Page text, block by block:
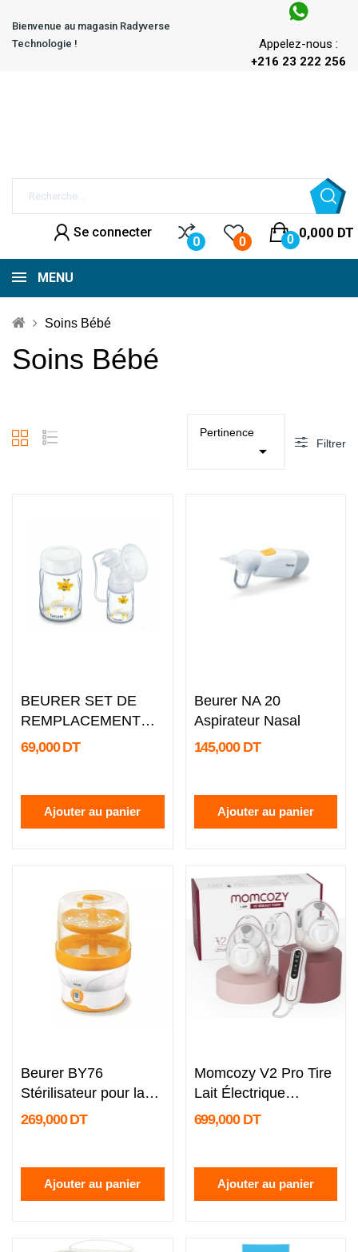
Bienvenue au magasin Radyverse
Technologie !
Appelez-nous :
+216 23 222 256
Se connecter
0 0
0,000 DT
0
MENU
Soins Bébé
Soins Bébé
Pertinence
 Filtrer
BEURER SET DE
REMPLACEMENT
POUR TIRE LAIT...
69,000 DT
Ajouter au panier
Beurer NA 20
Aspirateur Nasal
145,000 DT
Ajouter au panier
Beurer BY76
Stérilisateur pour la
désinfection...
269,000 DT
Ajouter au panier
Momcozy V2 Pro Tire
Lait Électrique
Mains...
699,000 DT
Ajouter au panier